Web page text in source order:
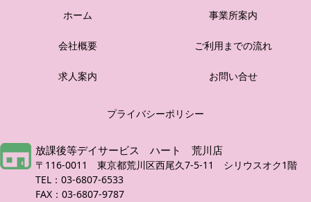
ホーム 事業所案内
会社概要 ご利用までの流れ
求人案内 お問い合せ
プライバシーポリシー
放課後等デイサービス ハート 荒川店
〒116-0011 東京都荒川区西尾久7-5-11 シリウスオク1階
TEL：03-6807-6533
FAX：03-6807-9787